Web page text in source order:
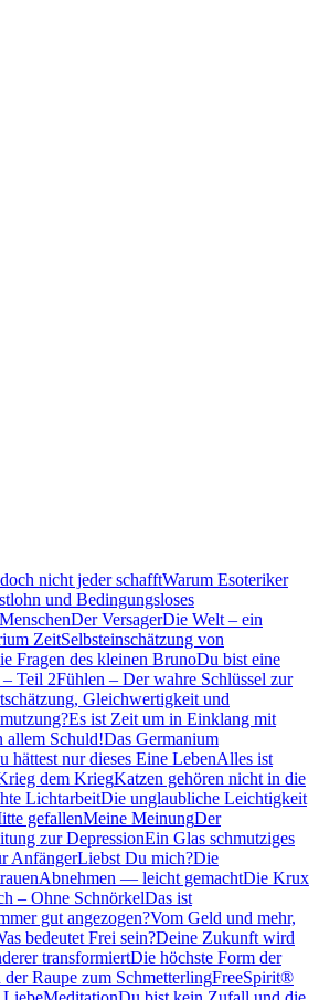
nicht jeder schafftWarum Esoteriker
und Bedingungsloses
Der VersagerDie Welt – ein
ZeitSelbsteinschätzung von
Fragen des kleinen BrunoDu bist eine
Teil 2Fühlen – Der wahre Schlüssel zur
Gleichwertigkeit und
Es ist Zeit um in Einklang mit
allem Schuld!Das Germanium
hättest nur dieses Eine LebenAlles ist
dem KriegKatzen gehören nicht in die
LichtarbeitDie unglaubliche Leichtigkeit
gefallenMeine MeinungDer
zur DepressionEin Glas schmutziges
AnfängerLiebst Du mich?Die
Abnehmen — leicht gemachtDie Krux
– Ohne SchnörkelDas ist
gut angezogen?Vom Geld und mehr,
bedeutet Frei sein?Deine Zukunft wird
transformiertDie höchste Form der
der Raupe zum SchmetterlingFreeSpirit®